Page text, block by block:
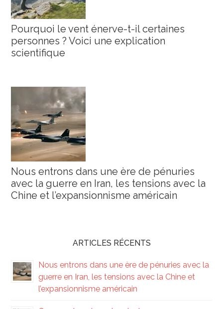
Pourquoi le vent énerve-t-il certaines
personnes ? Voici une explication
scientifique
Nous entrons dans une ère de pénuries
avec la guerre en Iran, les tensions avec la
Chine et l’expansionnisme américain
ARTICLES RÉCENTS
Nous entrons dans une ère de pénuries avec la
guerre en Iran, les tensions avec la Chine et
l’expansionnisme américain